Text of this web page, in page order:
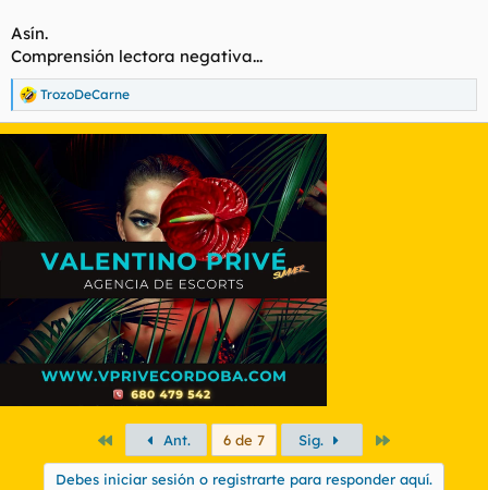
Asín.
Comprensión lectora negativa...
R
e
a
o
n
e
TrozoDeCarne
PrimeroAnt. 6 de 7 Sig.
Debes iniciar sesión o registrarte para responder aquí.